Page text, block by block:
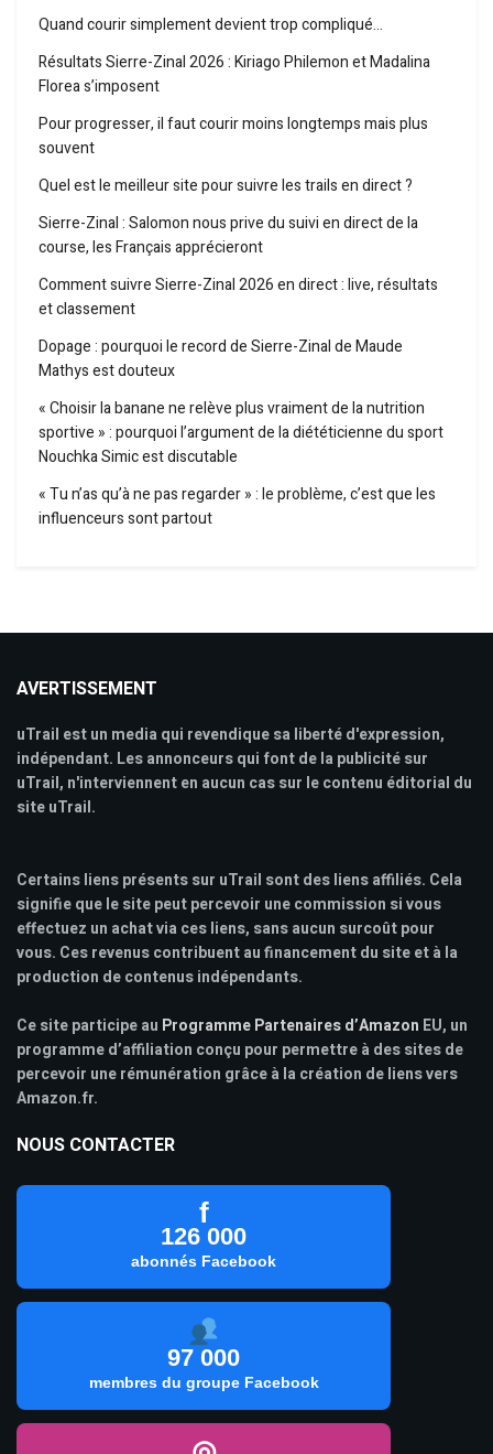
Quand courir simplement devient trop compliqué…
Résultats Sierre-Zinal 2026 : Kiriago Philemon et Madalina
Florea s’imposent
Pour progresser, il faut courir moins longtemps mais plus
souvent
Quel est le meilleur site pour suivre les trails en direct ?
Sierre-Zinal : Salomon nous prive du suivi en direct de la
course, les Français apprécieront
Comment suivre Sierre-Zinal 2026 en direct : live, résultats
et classement
Dopage : pourquoi le record de Sierre-Zinal de Maude
Mathys est douteux
« Choisir la banane ne relève plus vraiment de la nutrition
sportive » : pourquoi l’argument de la diététicienne du sport
Nouchka Simic est discutable
« Tu n’as qu’à ne pas regarder » : le problème, c’est que les
influenceurs sont partout
AVERTISSEMENT
uTrail est un media qui revendique sa liberté d'expression,
indépendant. Les annonceurs qui font de la publicité sur
uTrail, n'interviennent en aucun cas sur le contenu éditorial du
site uTrail.
Certains liens présents sur uTrail sont des liens affiliés. Cela
signifie que le site peut percevoir une commission si vous
effectuez un achat via ces liens, sans aucun surcoût pour
vous. Ces revenus contribuent au financement du site et à la
production de contenus indépendants.
Ce site participe au Programme Partenaires d’Amazon EU, un
programme d’affiliation conçu pour permettre à des sites de
percevoir une rémunération grâce à la création de liens vers
Amazon.fr.
NOUS CONTACTER
f
126 000
abonnés Facebook
97 000
membres du groupe Facebook